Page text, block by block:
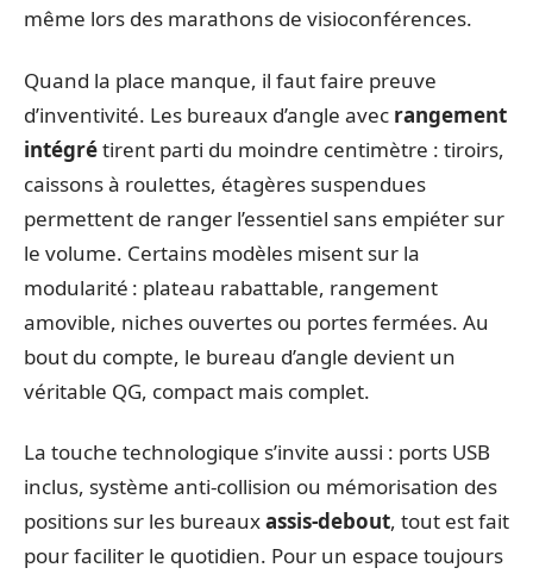
même lors des marathons de visioconférences.
Quand la place manque, il faut faire preuve
d’inventivité. Les bureaux d’angle avec rangement
intégrétirent parti du moindre centimètre : tiroirs,
caissons à roulettes, étagères suspendues
permettent de ranger l’essentiel sans empiéter sur
le volume. Certains modèles misent sur la
modularité : plateau rabattable, rangement
amovible, niches ouvertes ou portes fermées. Au
bout du compte, le bureau d’angle devient un
véritable QG, compact mais complet.
La touche technologique s’invite aussi : ports USB
inclus, système anti-collision ou mémorisation des
positions sur les bureauxassis-debout, tout est fait
pour faciliter le quotidien. Pour un espace toujours